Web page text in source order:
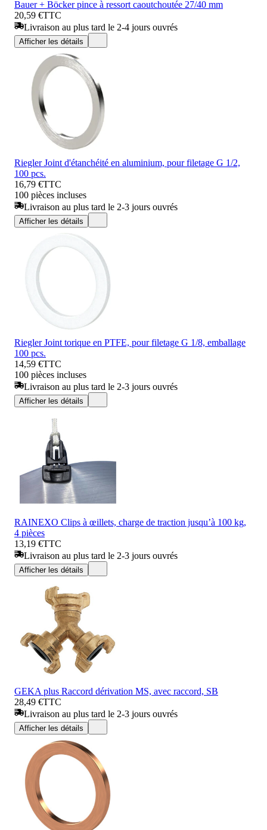
Bauer + Böcker pince à ressort caoutchoutée 27/40 mm
20,59 €TTC
Livraison au plus tard le 2-4 jours ouvrés
Afficher les détails
Riegler Joint d'étanchéité en aluminium, pour filetage G 1/2,
100 pcs.
16,79 €TTC
100 pièces incluses
Livraison au plus tard le 2-3 jours ouvrés
Afficher les détails
Riegler Joint torique en PTFE, pour filetage G 1/8, emballage
100 pcs.
14,59 €TTC
100 pièces incluses
Livraison au plus tard le 2-3 jours ouvrés
Afficher les détails
RAINEXO Clips à œillets, charge de traction jusqu’à 100 kg,
4 pièces
13,19 €TTC
Livraison au plus tard le 2-3 jours ouvrés
Afficher les détails
GEKA plus Raccord dérivation MS, avec raccord, SB
28,49 €TTC
Livraison au plus tard le 2-3 jours ouvrés
Afficher les détails